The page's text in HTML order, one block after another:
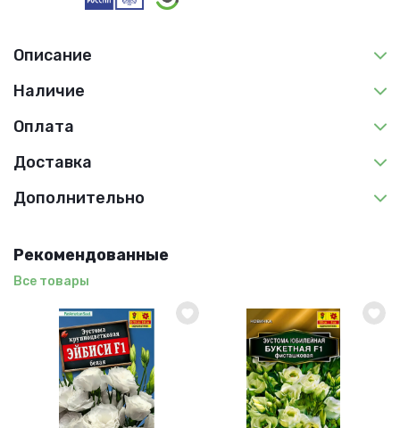
Описание
Наличие
Оплата
Доставка
Дополнительно
Рекомендованные
Все товары